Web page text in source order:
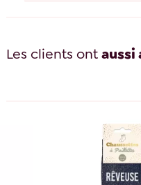
Les clients ontaussi